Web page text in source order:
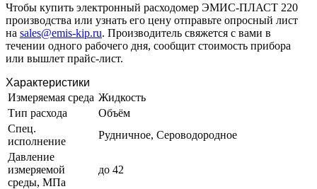
Чтобы купить электронный расходомер ЭМИС-ПЛАСТ 220
производства или узнать его цену отправьте опросный лист
на sales@emis-kip.ru. Производитель свяжется с вами в
течении одного рабочего дня, сообщит стоимость прибора
или вышлет прайс-лист.
Характеристики
Измеряемая среда Жидкость
Тип расхода
Объём
Спец.
исполнение
Рудничное, Сероводородное
Давление
измеряемой
среды, МПа
до 42